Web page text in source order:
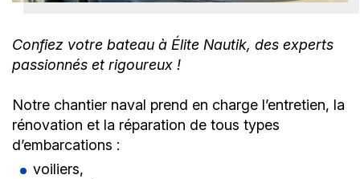
Confiez votre bateau à Élite Nautik, des experts
passionnés et rigoureux !
Notre chantier naval prend en charge l’entretien, la
rénovation et la réparation de tous types
d’embarcations :
voiliers,